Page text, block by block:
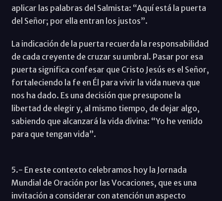
aplicar las palabras del Salmista: “Aquí está la puerta
del Señor; por ella entran los justos”.
La indicación de la puerta recuerda la responsabilidad
de cada creyente de cruzar su umbral. Pasar por esa
puerta significa confesar que Cristo Jesús es el Señor,
fortaleciendo la fe en Él para vivir la vida nueva que
nos ha dado. Es una decisión que presupone la
libertad de elegir y, al mismo tiempo, de dejar algo,
sabiendo que alcanzará la vida divina: “Yo he venido
para que tengan vida”.
5.- En este contexto celebramos hoy la Jornada
Mundial de Oración por las Vocaciones, que es una
invitación a considerar con atención un aspecto